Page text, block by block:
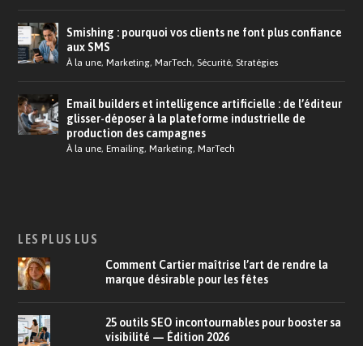
Smishing : pourquoi vos clients ne font plus confiance
aux SMS
À la une,Marketing,MarTech, Sécurité, Stratégies
Email builders et intelligence artificielle : de l’éditeur
glisser-déposer à la plateforme industrielle de
production des campagnes
À la une,Emailing,Marketing,MarTech
LES PLUS LUS
Comment Cartier maîtrise l’art de rendre la
marque désirable pour les fêtes
25 outils SEO incontournables pour booster sa
visibilité — Édition 2026